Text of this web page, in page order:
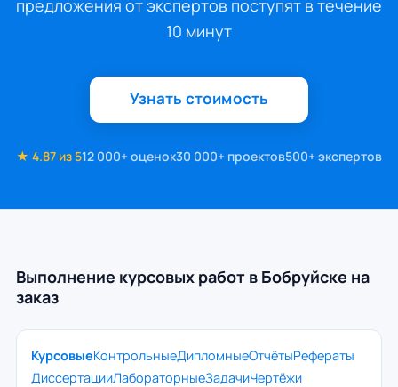
предложения от экспертов поступят в течение
10 минут
Узнать стоимость
★ 4.87 из 512 000+ оценок30 000+ проектов500+ экспертов
Выполнение курсовых работ в Бобруйске на
заказ
КурсовыеКонтрольныеДипломныеОтчётыРефераты
ДиссертацииЛабораторныеЗадачиЧертёжи